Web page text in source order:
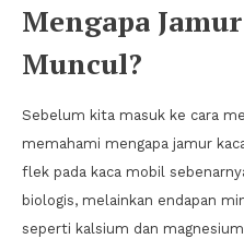
Mengapa
Muncul?
Sebelum kita masuk ke cara
memahami mengapa jamur
flek pada kaca mobil
biologis, melainkan endapan
seperti kalsium dan